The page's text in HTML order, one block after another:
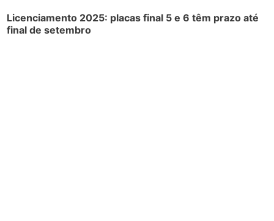
Licenciamento 2025: placas final 5 e 6 têm prazo até
final de setembro